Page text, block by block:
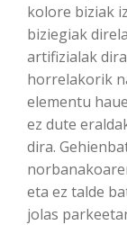
kolore biziak
biziegiak
artifizialak
horrelakorik
elementu
ez dute
dira.
eta ez talde
jolas